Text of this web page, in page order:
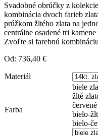
Svadobné obrúčky z
kombinácia dvoch farieb
prúžkom žltého zlata na
centrálne osadené tri
Zvoľte si farebnú
Od: 736,40 €
Materiál
Farba
biele
žlté
bielo-
bielo-